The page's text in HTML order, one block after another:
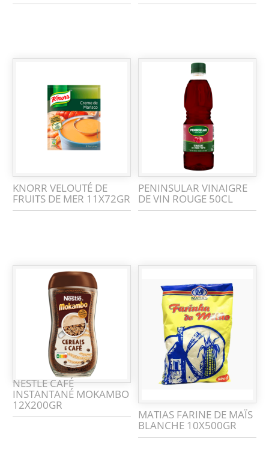
KNORR VELOUTÉ DE
FRUITS DE MER 11X72GR
PENINSULAR VINAIGRE
DE VIN ROUGE 50CL
NESTLE CAFÉ
INSTANTANÉ MOKAMBO
12X200GR
MATIAS FARINE DE MAÏS
BLANCHE 10X500GR